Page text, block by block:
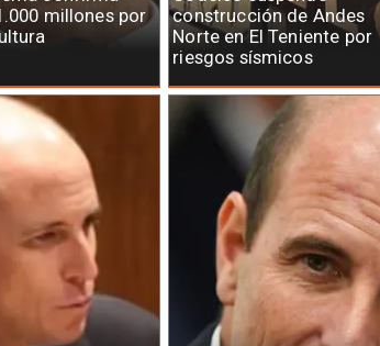
millones por
construcción de Andes
Norte en El Teniente por
riesgos sísmicos